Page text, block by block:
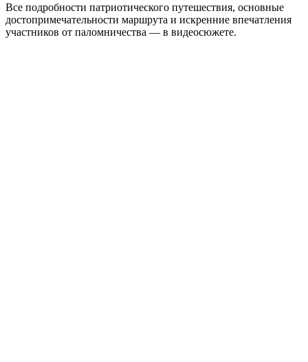
Все подробности патриотического путешествия, основные
достопримечательности маршрута и искренние впечатления
участников от паломничества — в видеосюжете.